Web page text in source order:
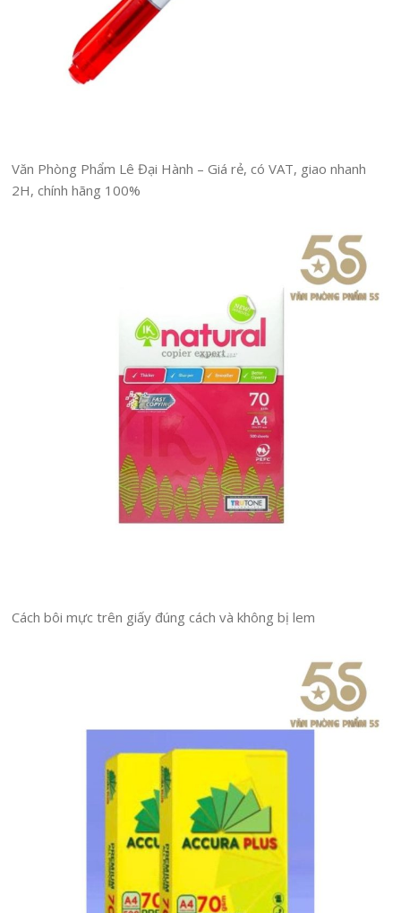
Văn Phòng Phẩm Lê Đại Hành – Giá rẻ, có VAT, giao nhanh
2H, chính hãng 100%
Cách bôi mực trên giấy đúng cách và không bị lem